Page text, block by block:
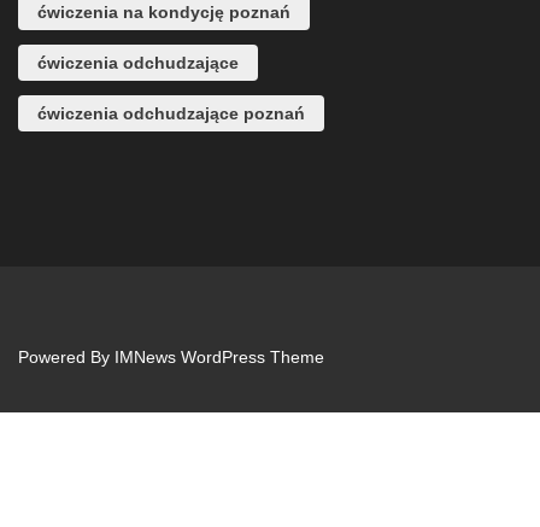
ćwiczenia na kondycję poznań
ćwiczenia odchudzające
ćwiczenia odchudzające poznań
Powered By IMNews WordPress Theme